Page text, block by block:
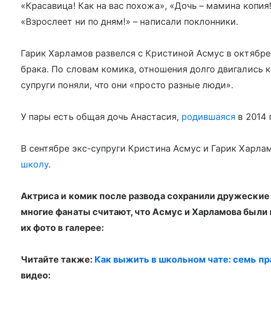
«Красавица! Как на вас похожа», «Дочь – мамина
«Взрослеет ни по дням!» – написали поклонники.
Гарик Харламов развелся с Кристиной Асмус в
брака. По словам комика, отношения долго двигались
супруги поняли, что они «просто разные люди».
У пары есть общая дочь Анастасия, родившаяся в 2014
В сентябре экс-супруги Кристина Асмус и Гарик
школу.
Актриса и комик после развода сохранили
многие фанаты считают, что Асмус и Харламова были
их фото в галерее:
Читайте также: Как выжить в школьном чате: семь
видео: